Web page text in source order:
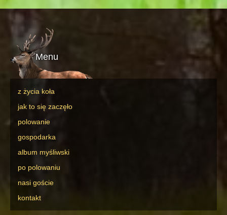
Menu
z życia koła
jak to się zaczęło
polowanie
gospodarka
album myśliwski
po polowaniu
nasi goście
kontakt